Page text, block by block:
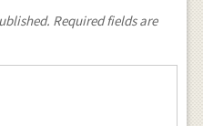
{
{
Required fields are